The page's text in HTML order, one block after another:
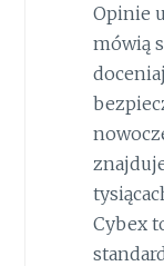
Opinie
mówią
Cybex